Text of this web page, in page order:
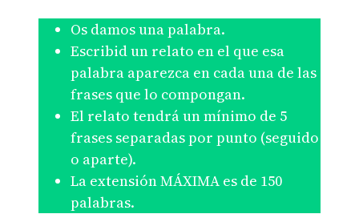
Os damos una palabra.
Escribid un relato en el que esa
palabra aparezca en cada una de las
frases que lo compongan.
El relato tendrá un mínimo de 5
frases separadas por punto (seguido
o aparte).
La extensión MÁXIMA es de 150
palabras.